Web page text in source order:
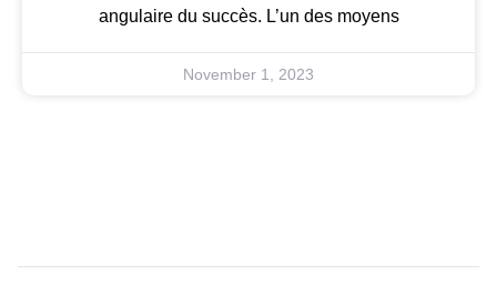
angulaire du succès. L’un des moyens
November 1, 2023